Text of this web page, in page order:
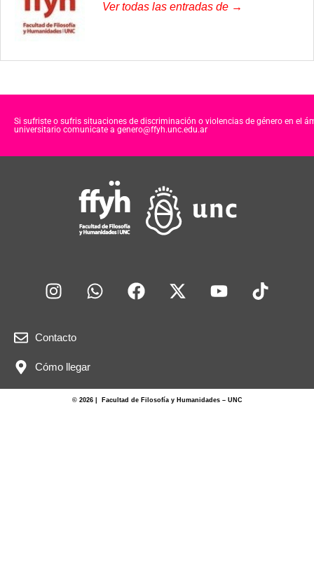
Ver todas las entradas de →
Si sufriste o sufris situaciones de discriminación o violencias de género en el
universitario comunicate a genero@ffyh.unc.edu.ar
Contacto
Cómo llegar
© 2026 | Facultad de Filosofía y Humanidades – UNC